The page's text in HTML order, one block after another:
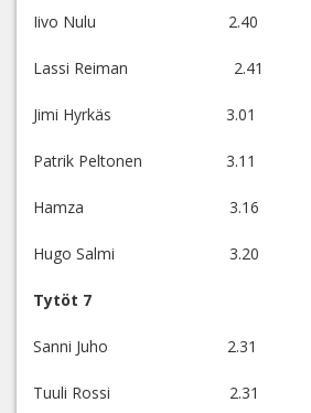
Iivo Nulu 2.40
Lassi Reiman 2.41
Jimi Hyrkäs 3.01
Patrik Peltonen 3.11
Hamza 3.16
Hugo Salmi 3.20
Tytöt 7
Sanni Juho 2.31
Tuuli Rossi 2.31